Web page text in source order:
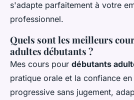
s'adapte parfaitement à votre
professionnel.
Quels sont les meilleurs
adultes débutants ?
Mes cours pour débutants
pratique orale et la confiance
progressive sans jugement,